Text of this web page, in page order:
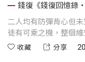
錢復《錢復回憶錄・
二人均有防彈背心但
徒有可乘之機，整個
收藏 分享